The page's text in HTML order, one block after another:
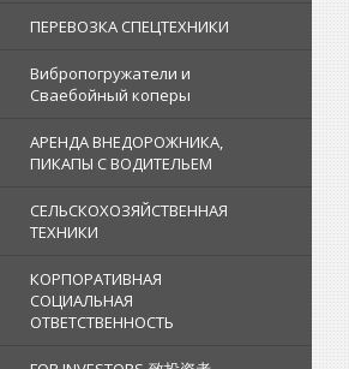
ПЕРЕВОЗКА СПЕЦТЕХНИКИ
Вибропогружатели и
Сваебойный коперы
АРЕНДА ВНЕДОРОЖНИКА,
ПИКАПЫ С ВОДИТЕЛЬЕМ
СЕЛЬСКОХОЗЯЙСТВЕННАЯ
ТЕХНИКИ
КОРПОРАТИВНАЯ
СОЦИАЛЬНАЯ
ОТВЕТСТВЕННОСТЬ